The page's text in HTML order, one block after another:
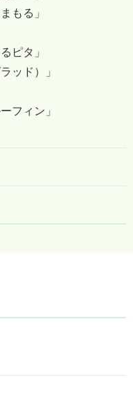
もる」
ピタ」
ッド）」
フィン」